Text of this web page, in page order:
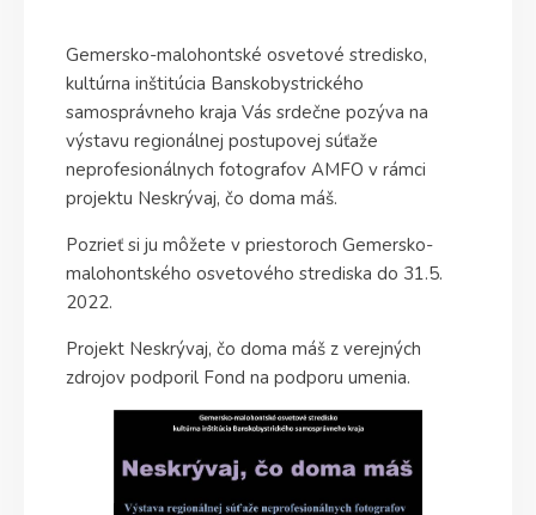
Gemersko-malohontské osvetové stredisko,
kultúrna inštitúcia Banskobystrického
samosprávneho kraja Vás srdečne pozýva na
výstavu regionálnej postupovej súťaže
neprofesionálnych fotografov AMFO v rámci
projektu Neskrývaj, čo doma máš.
Pozrieť si ju môžete v priestoroch Gemersko-
malohontského osvetového strediska do 31.5.
2022.
Projekt Neskrývaj, čo doma máš z verejných
zdrojov podporil Fond na podporu umenia.